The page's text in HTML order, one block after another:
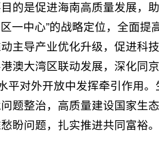
的是促进海南高质量发展，
一中心”的战略定位，全面提
主导产业优化升级，促进科
澳大湾区联动发展，深化同
平对外开放中发挥牵引作用
题整治，高质量建设国家生
盼问题，扎实推进共同富裕。